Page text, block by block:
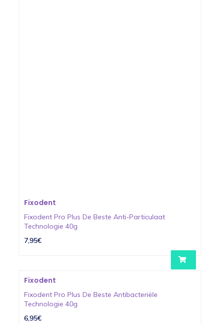
Fixodent
Fixodent Pro Plus De Beste Anti-Particulaat
Technologie 40g
7,95€
Fixodent
Fixodent Pro Plus De Beste Antibacteriële
Technologie 40g
6,95€